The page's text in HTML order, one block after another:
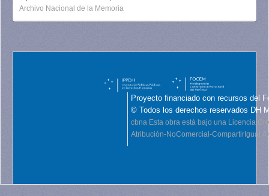
Archivo Nacional de la Memoria
Proyecto financiado con recursos del
© Todos los derechos reservados DH
cbna Esta obra está bajo una Licencia
Atribución-NoComercial-CompartirIgual